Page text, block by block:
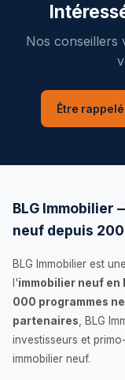
Nos conseillers
Être rappelé
BLG
neuf depuis
BLG Immobilier est
l'immobilier neuf en
000 programmes
partenaires , BLG
investisseurs et
immobilier neuf.